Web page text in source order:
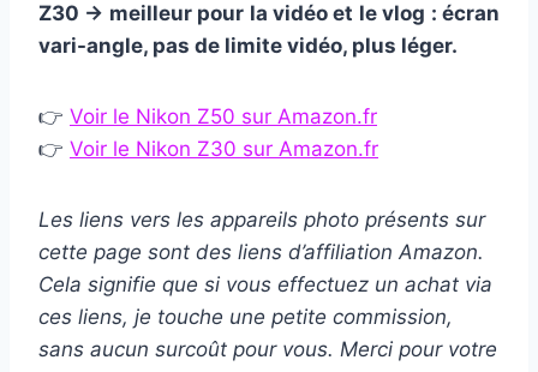
Z30 → meilleur pour la vidéo et le vlog : écran
vari-angle, pas de limite vidéo, plus léger.
👉 Voir le Nikon Z50 sur Amazon.fr
👉 Voir le Nikon Z30 sur Amazon.fr
Les liens vers les appareils photo présents sur
cette page sont des liens d’affiliation Amazon.
Cela signifie que si vous effectuez un achat via
ces liens, je touche une petite commission,
sans aucun surcoût pour vous. Merci pour votre